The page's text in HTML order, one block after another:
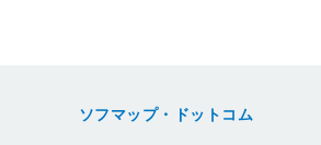
ソフマップ・ドットコム